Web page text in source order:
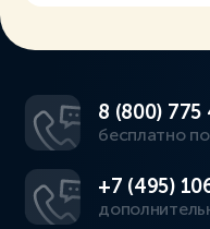
8 (800) 775
бесплатно
+7 (495)